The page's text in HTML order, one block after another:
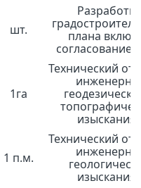
шт.
Разработка
плана
согласование
1га
Технический
изысканиях
1 п.м.
Технический
изысканиях